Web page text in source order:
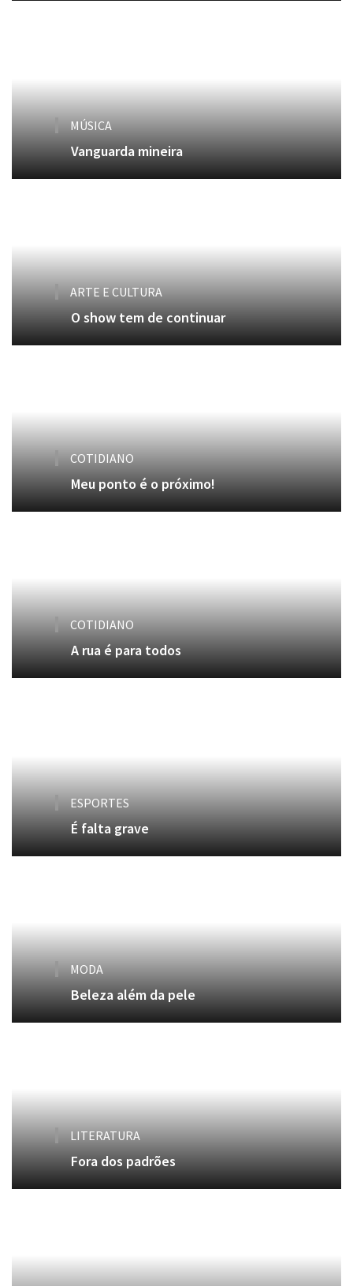
MÚSICA
Vanguarda mineira
ARTE E CULTURA
O show tem de continuar
COTIDIANO
Meu ponto é o próximo!
COTIDIANO
A rua é para todos
ESPORTES
É falta grave
MODA
Beleza além da pele
LITERATURA
Fora dos padrões